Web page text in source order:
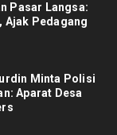
Pasar Langsa:
Ajak Pedagang
Minta Polisi
Aparat Desa